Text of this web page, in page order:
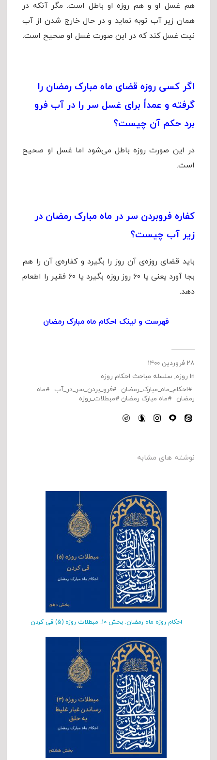
هم غسل او و هم روزه او باطل است. مگر آنكه در
همان زیر آب توبه نماید و در حال خارج شدن از آب
نیت غسل كند كه در این صورت غسل او صحیح است.
اگر کسی روزه قضای ماه مبارک رمضان را
گرفته و عمداً برای غسل سر را در آب فرو
برد حکم آن چیست؟
در این صورت روزه باطل می‌شود اما غسل او صحیح
است.
کفاره فروبردن سر در ماه مبارک رمضان در
زیر آب چیست؟
باید قضای روزه‌ی آن روز را بگیرد و کفاره‌ی آن را هم
بجا آورد یعنی یا ۶۰ روز روزه بگیرد یا ۶۰ فقیر را اطعام
دهد.
فهرست و لینک احکام ماه مبارک رمضان
۲۸ فروردین ۱۴۰۰
In روزه, سلسله مباحث احکام روزه
احکام_ماه_مبارک_رمضان
فرو_بردن_سر_در_آب
ماه
رمضان
ماه مبارک رمضان مبطلات_روزه
نوشته های مشابه
احکام روزه ماه رمضان: بخش ۱۰: مبطلات روزه (۵) قی کردن